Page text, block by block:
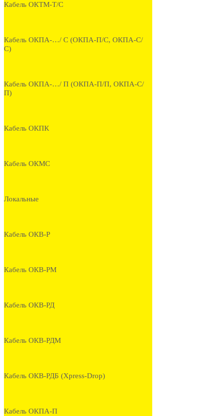
Кабель ОКТМ-Т/С
Кабель ОКПА-…/ С (ОКПА-П/С, ОКПА-С/
С)
Кабель ОКПА-…/ П (ОКПА-П/П, ОКПА-С/
П)
Кабель ОКПК
Кабель ОКМС
Локальные
Кабель ОКВ-Р
Кабель ОКВ-РМ
Кабель ОКВ-РД
Кабель ОКВ-РДМ
Кабель ОКВ-РДБ (Xpress-Drop)
Кабель ОКПА-П